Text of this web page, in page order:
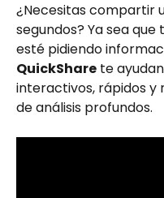
¿Necesitas compartir
segundos? Ya sea
esté pidiendo
QuickShare te
interactivos, rápidos y
de análisis profundos.